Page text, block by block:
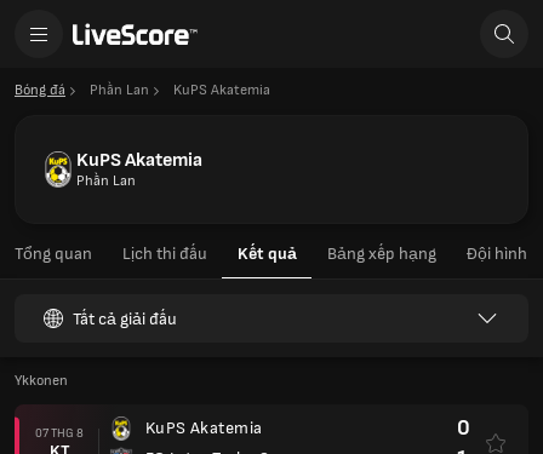
Bóng đá Phần Lan KuPS Akatemia
KuPS Akatemia
Phần Lan
Tổng quan Lịch thi đấu Kết quả Bảng xếp hạng Đội hình
Tất cả giải đấu
Ykkonen
07 THG 8
KuPS Akatemia
0